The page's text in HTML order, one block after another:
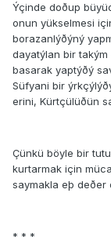
Ýçinde doðup
onun yükselmesi
borazanlýðýný
dayatýlan bir
basarak yaptýðý
Süfyani bir
erini, Kürtçülüðün
Çünkü böyle bir
kurtarmak için
saymakla eþ deðer
* * *